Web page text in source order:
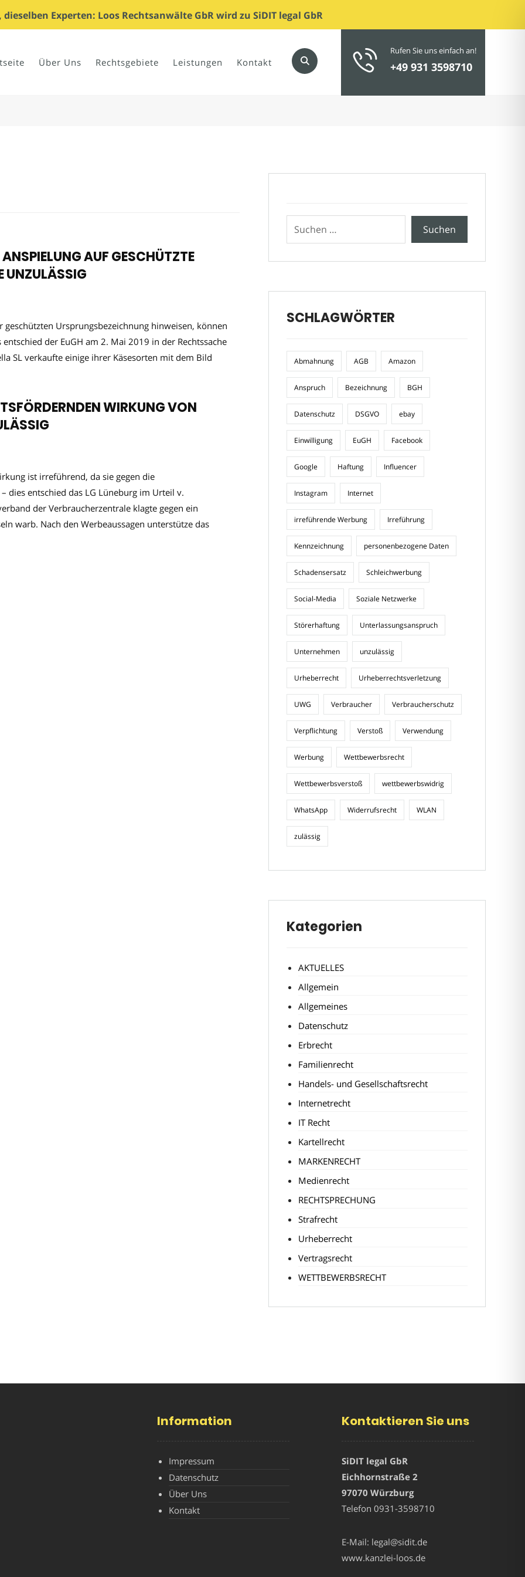
Experten: Loos Rechtsanwälte GbR wird zu SiDIT legal GbR
Rufen Sie uns einfach an!
+49 931 3598710
Über Uns Rechtsgebiete Leistungen Kontakt
AUF GESCHÜTZTE
UNZULÄSSIG
Ursprungsbezeichnung hinweisen, können
der EuGH am 2. Mai 2019 in der Rechtssache
SL verkaufte einige ihrer Käsesorten mit dem Bild
WIRKUNG VON
ist irreführend, da sie gegen die
dies entschied das LG Lüneburg im Urteil v.
der Verbraucherzentrale klagte gegen ein
warb. Nach den Werbeaussagen unterstütze das
SCHLAGWÖRTER
Abmahnung AGB Amazon
Anspruch Bezeichnung BGH
Datenschutz DSGVO ebay
Einwilligung EuGH Facebook
Google Haftung Influencer
Instagram Internet
irreführende Werbung Irreführung
Kennzeichnung personenbezogene Daten
Schadensersatz Schleichwerbung
Social-Media Soziale Netzwerke
Störerhaftung Unterlassungsanspruch
Unternehmen unzulässig
Urheberrecht Urheberrechtsverletzung
UWG Verbraucher Verbraucherschutz
Verpflichtung Verstoß Verwendung
Werbung Wettbewerbsrecht
Wettbewerbsverstoß wettbewerbswidrig
WhatsApp Widerrufsrecht WLAN
zulässig
Kategorien
AKTUELLES
Allgemein
Allgemeines
Datenschutz
Erbrecht
Familienrecht
Handels- und Gesellschaftsrecht
Internetrecht
IT Recht
Kartellrecht
MARKENRECHT
Medienrecht
RECHTSPRECHUNG
Strafrecht
Urheberrecht
Vertragsrecht
WETTBEWERBSRECHT
Information
Impressum
Datenschutz
Über Uns
Kontakt
Kontaktieren Sie uns
SiDIT legal GbR
Eichhornstraße 2
97070 Würzburg
Telefon 0931-3598710
E-Mail: legal@sidit.de
www.kanzlei-loos.de